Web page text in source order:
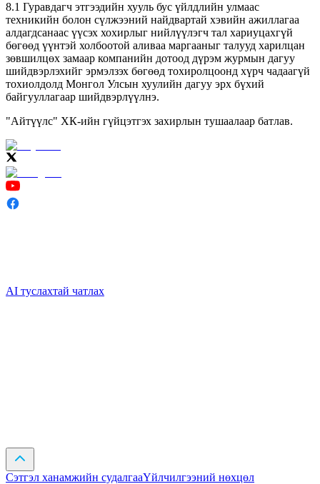
8.1 Гуравдагч этгээдийн хууль бус үйлдлийн улмаас
техникийн болон сүлжээний найдвартай хэвийн ажиллагаа
алдагдсанаас үүсэх хохирлыг нийлүүлэгч тал хариуцахгүй
бөгөөд үүнтэй холбоотой аливаа маргааныг талууд харилцан
зөвшилцөх замаар компанийн дотоод дүрэм журмын дагуу
шийдвэрлэхийг эрмэлзэх бөгөөд тохиролцоонд хүрч чадаагүй
тохиолдолд Монгол Улсын хуулийн дагуу эрх бүхий
байгууллагаар шийдвэрлүүлнэ.
"Айтүүлс" ХК-ийн гүйцэтгэх захирлын тушаалаар батлав.
AI туслахтай чатлах
Сэтгэл ханамжийн судалгааҮйлчилгээний нөхцөл